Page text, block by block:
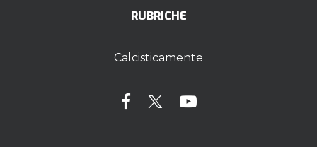
RUBRICHE
Calcisticamente